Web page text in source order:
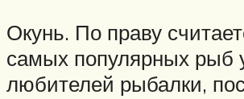
Окунь. По праву
самых популярных рыб
любителей рыбалки,